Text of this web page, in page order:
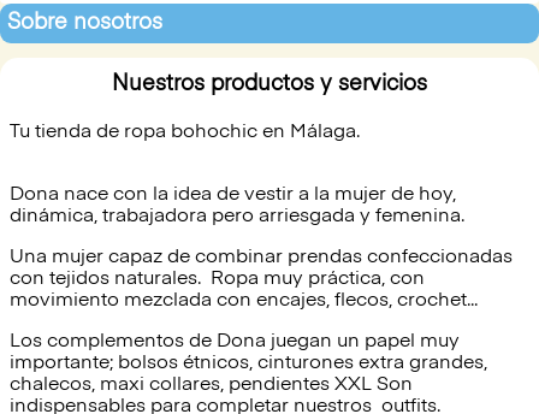
Sobre nosotros
Nuestros productos y servicios
Tu tienda de ropa bohochic en Málaga.
Dona nace con la idea de vestir a la mujer de hoy,
dinámica, trabajadora pero arriesgada y femenina.
Una mujer capaz de combinar prendas confeccionadas
con tejidos naturales. Ropa muy práctica, con
movimiento mezclada con encajes, flecos, crochet...
Los complementos de Dona juegan un papel muy
importante; bolsos étnicos, cinturones extra grandes,
chalecos, maxi collares, pendientes XXL Son
indispensables para completar nuestros outfits.